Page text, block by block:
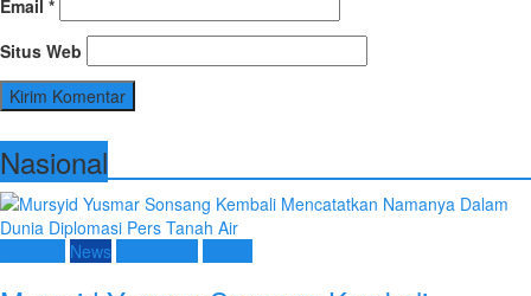
Email *
Situs Web
Nasional
News